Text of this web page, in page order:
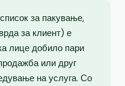
за пакување,
за клиент) е
лице добило пари
или друг
на услуга. Со